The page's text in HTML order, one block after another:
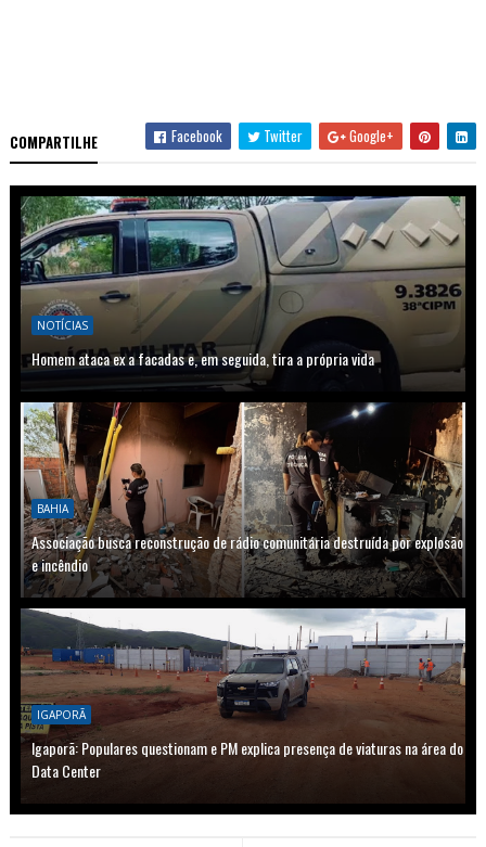
COMPARTILHE Facebook Twitter Google+
NOTÍCIAS
Homem ataca ex a facadas e, em seguida, tira a própria vida
BAHIA
Associação busca reconstrução de rádio comunitária destruída por explosão
e incêndio
IGAPORÃ
Igaporã: Populares questionam e PM explica presença de viaturas na área do
Data Center